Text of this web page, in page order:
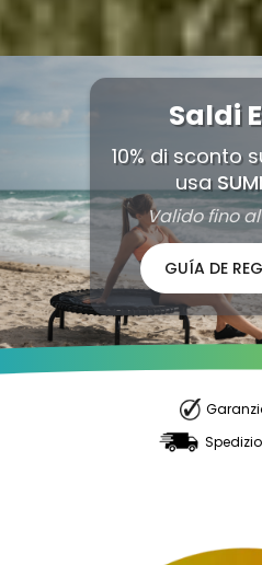
Saldi
10% di sconto
usa
Valido fino al
GUÍA DE